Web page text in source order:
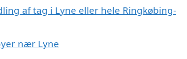
af tag i Lyne eller hele Ringkøbing-
nær Lyne